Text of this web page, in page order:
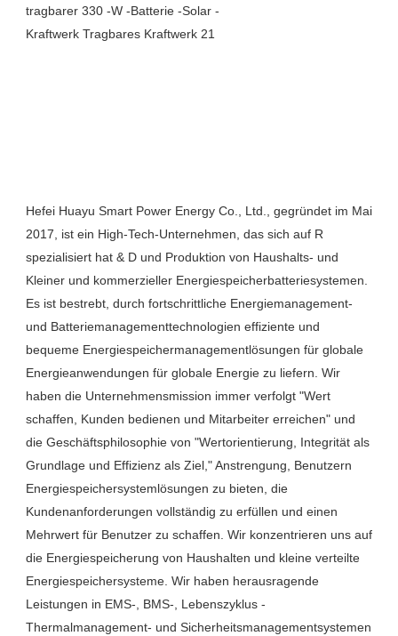
Hefei Huayu Smart Power Energy Co., Ltd., gegründet im Mai
2017, ist ein High-Tech-Unternehmen, das sich auf R
spezialisiert hat & D und Produktion von Haushalts- und
Kleiner und kommerzieller Energiespeicherbatteriesystemen.
Es ist bestrebt, durch fortschrittliche Energiemanagement-
und Batteriemanagementtechnologien effiziente und
bequeme Energiespeichermanagementlösungen für globale
Energieanwendungen für globale Energie zu liefern. Wir
haben die Unternehmensmission immer verfolgt "Wert
schaffen, Kunden bedienen und Mitarbeiter erreichen" und
die Geschäftsphilosophie von "Wertorientierung, Integrität als
Grundlage und Effizienz als Ziel," Anstrengung, Benutzern
Energiespeichersystemlösungen zu bieten, die
Kundenanforderungen vollständig zu erfüllen und einen
Mehrwert für Benutzer zu schaffen. Wir konzentrieren uns auf
die Energiespeicherung von Haushalten und kleine verteilte
Energiespeichersysteme. Wir haben herausragende
Leistungen in EMS-, BMS-, Lebenszyklus -
Thermalmanagement- und Sicherheitsmanagementsystemen